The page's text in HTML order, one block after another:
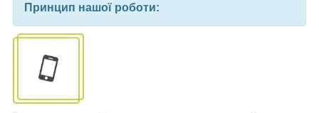
Принцип нашої роботи: